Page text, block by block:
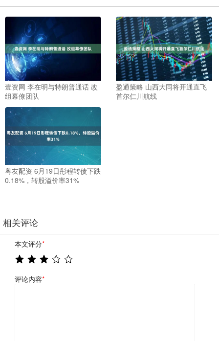
壹资网 李在明与特朗普通话 改
组幕僚团队
盈通策略 山西大同将开通直飞
首尔仁川航线
粤友配资 6月19日彤程转债下跌
0.18%，转股溢价率31%
相关评论
本文评分*
评论内容*